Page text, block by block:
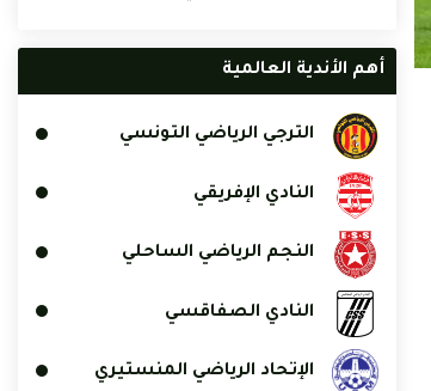
أهم الأندية العالمية
الترجي الرياضي التونسي
النادي الإفريقي
النجم الرياضي الساحلي
النادي الصفاقسي
الإتحاد الرياضي المنستيري